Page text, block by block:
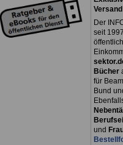
Der
seit
Bücher
für
Bund
und